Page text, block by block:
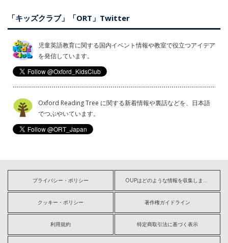
「キッズクラブ」「ORT」Twitter
児童英語教育に関する国内イベント情報や教室で役立つアイデア
を発信しています。
Oxford Reading Tree に関する新着情報や裏話などを、日本語
でつぶやいています。
プライバシー・ポリシー OUPはどのような情報を収集しますか?
クッキー・ポリシー 著作権ガイドライン
利用規約 特定商取引法に基づく表示